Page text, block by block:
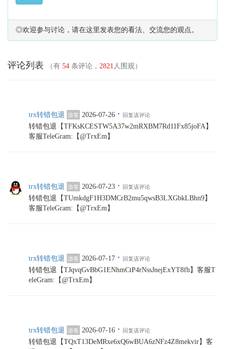
◎欢迎参与讨论，请在这里发表您的看法、交流您的观点。
评论列表 （有 54 条评论， 2821 人围观）
trx转错包退 游客 2026-07-26 · 回复该评论
转错包退【TFKsKCESTW5A37w2mRXBM7Rd11Fx85joFA】
客服TeleGram:【@TrxEm】
trx转错包退 游客 2026-07-23 · 回复该评论
转错包退【TUmkdgF1H3DMCrB2mu5qwsB3LXGbkLBhn9】
客服TeleGram:【@TrxEm】
trx转错包退 游客 2026-07-17 · 回复该评论
转错包退【TJqvqGvBbG1ENhmCtP4rNssJnejExYT8fh】客服T
eleGram:【@TrxEm】
trx转错包退 游客 2026-07-16 · 回复该评论
转错包退【TQxT13DeMRxe6xQ6wBUA6zNFz4Z8mekvir】客